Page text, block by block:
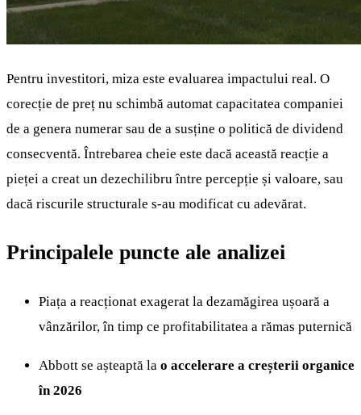
Pentru investitori, miza este evaluarea impactului real. O
corecție de preț nu schimbă automat capacitatea companiei
de a genera numerar sau de a susține o politică de dividend
consecventă. Întrebarea cheie este dacă această reacție a
pieței a creat un dezechilibru între percepție și valoare, sau
dacă riscurile structurale s-au modificat cu adevărat.
Principalele puncte ale analizei
Piața a reacționat exagerat la dezamăgirea ușoară a
vânzărilor, în timp ce profitabilitatea a rămas puternică
Abbott se așteaptă la o accelerare a creșterii organice
în 2026